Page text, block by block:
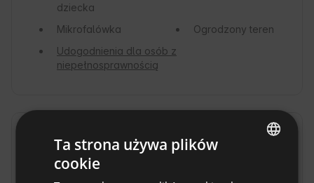
dziecka
Mikrofalówka
Ogrodzony teren
Udogodnienia dla osób z
niepełnosprawnością
Dostępne aktywności
Zwiedzanie
Ta strona używa plików
cookie